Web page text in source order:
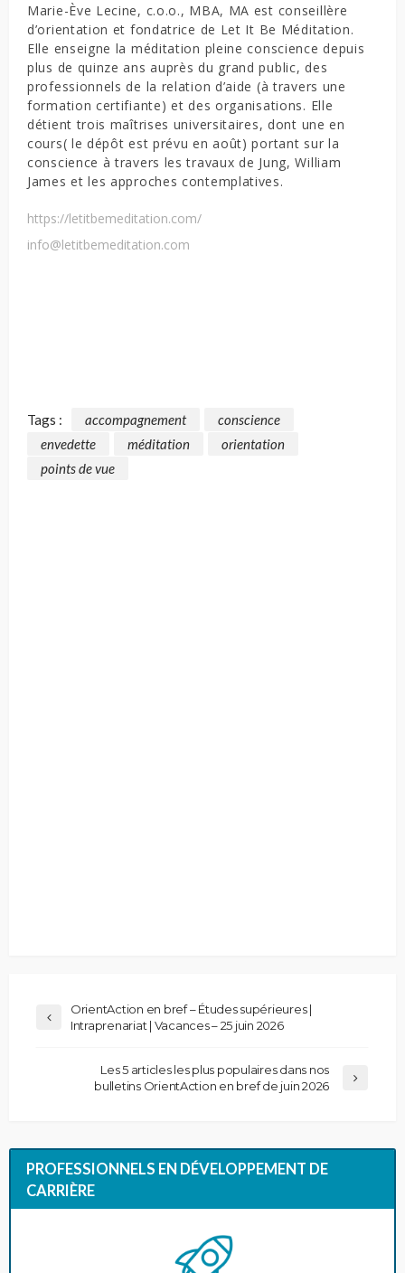
Marie-Ève Lecine, c.o.o., MBA, MA est conseillère
d’orientation et fondatrice de Let It Be Méditation.
Elle enseigne la méditation pleine conscience depuis
plus de quinze ans auprès du grand public, des
professionnels de la relation d’aide (à travers une
formation certifiante) et des organisations. Elle
détient trois maîtrises universitaires, dont une en
cours( le dépôt est prévu en août) portant sur la
conscience à travers les travaux de Jung, William
James et les approches contemplatives.
https://letitbemeditation.com/
info@letitbemeditation.com
Tags : accompagnement
conscience
envedette
méditation
orientation
points de vue
OrientAction en bref – Études supérieures |
Intraprenariat | Vacances – 25 juin 2026
Les 5 articles les plus populaires dans nos
bulletins OrientAction en bref de juin 2026
PROFESSIONNELS EN DÉVELOPPEMENT DE
CARRIÈRE